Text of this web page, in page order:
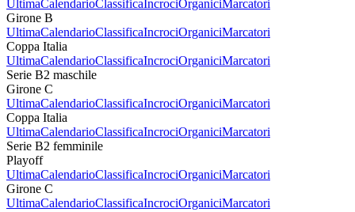
UltimaCalendarioClassificaIncrociOrganiciMarcatori
Girone B
UltimaCalendarioClassificaIncrociOrganiciMarcatori
Coppa Italia
UltimaCalendarioClassificaIncrociOrganiciMarcatori
Serie B2 maschile
Girone C
UltimaCalendarioClassificaIncrociOrganiciMarcatori
Coppa Italia
UltimaCalendarioClassificaIncrociOrganiciMarcatori
Serie B2 femminile
Playoff
UltimaCalendarioClassificaIncrociOrganiciMarcatori
Girone C
UltimaCalendarioClassificaIncrociOrganiciMarcatori